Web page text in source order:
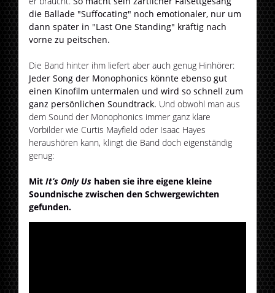
die Ballade "Suffocating" noch emotionaler, nur um
dann später in "Last One Standing" kräftig nach
vorne zu peitschen.
Die Band hinter ihm liefert aber auch genug Hinhörer:
Jeder Song der Monophonics könnte ebenso gut
einen Kinofilm untermalen und wird so schnell zum
ganz persönlichen Soundtrack. Und obwohl man aus
dem Sound der Monophonics immer ganz klare
Vorbilder wie Curtis Mayfield oder Isaac Hayes
heraushören kann, klingt die Band doch eigenständig
genug:
MitIt’s Only Us haben sie ihre eigene kleine
Soundnische zwischen den Schwergewichten
gefunden.